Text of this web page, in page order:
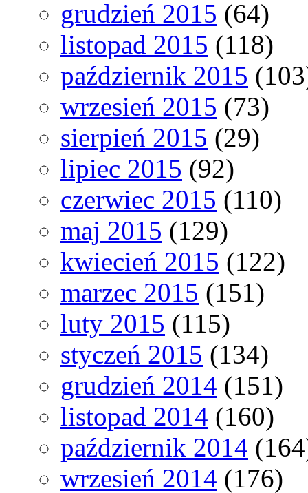
grudzień 2015 (64)
listopad 2015 (118)
październik 2015
wrzesień 2015 (73)
sierpień 2015 (29)
lipiec 2015 (92)
czerwiec 2015 (110)
maj 2015 (129)
kwiecień 2015 (122)
marzec 2015 (151)
luty 2015 (115)
styczeń 2015 (134)
grudzień 2014 (151)
listopad 2014 (160)
październik 2014
wrzesień 2014 (176)